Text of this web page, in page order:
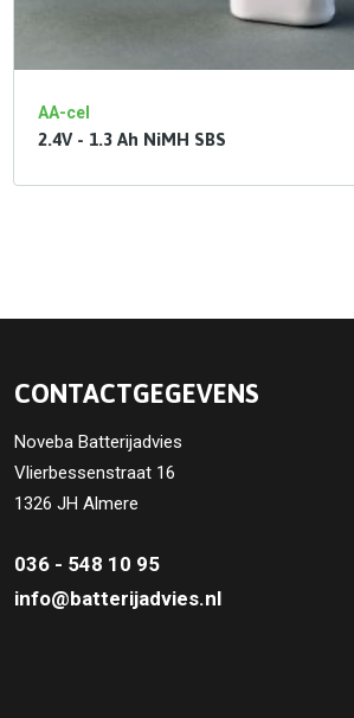
AA-cel
2.4V - 1.3 Ah NiMH SBS
CONTACTGEGEVENS
Noveba Batterijadvies
Vlierbessenstraat 16
1326 JH Almere
036 - 548 10 95
info@batterijadvies.nl